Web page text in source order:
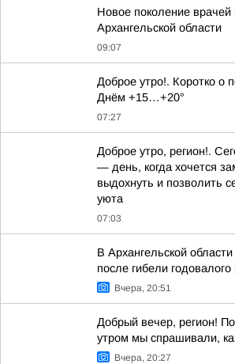
Новое поколение врачей
Архангельской области
09:07
Доброе утро!. Коротко о
Днём +15…+20°
07:27
Доброе утро, регион!.
— день, когда хочется
выдохнуть и позволить
уюта
07:03
В Архангельской
после гибели
Вчера, 20:51
Добрый вечер, регион!
утром мы спрашивали,
Вчера, 20:27